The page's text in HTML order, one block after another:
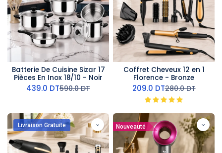
Batterie De Cuisine Sizar 17
Pièces En Inox 18/10 - Noir
439.0 DT590.0DT
Coffret Cheveux 12 en 1
Florence - Bronze
209.0 DT280.0DT
Livraison Gratuite Nouveauté